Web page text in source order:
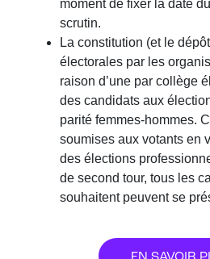
moment de fixer la date
scrutin.
La constitution (et le
électorales par les
raison d’une par collège
des candidats aux
parité femmes-hommes.
soumises aux votants en
des élections
de second tour, tous les
souhaitent peuvent se